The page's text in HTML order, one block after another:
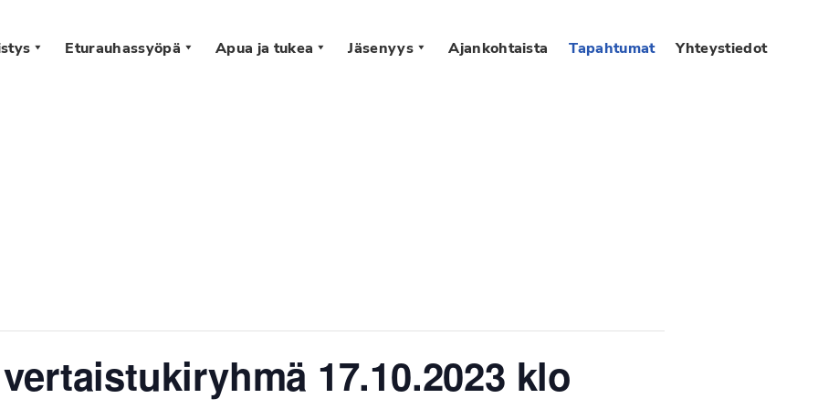
Eturauhassyöpä Apua ja tukea Jäsenyys Ajankohtaista Tapahtumat Yhteystiedot
17.10.2023 klo